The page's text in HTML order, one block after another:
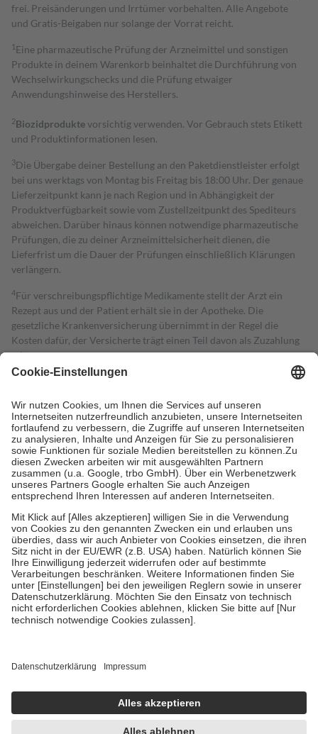
frei. Preisänderungen und Irrtümer vorbehalten. Alle Angebote
und Gratis-Beigaben nur solange der Vorrat reicht.
1 Eine pharmazeutische Prüfung der Arzneimittel und sonstigen
Produkte in deinem Warenkorb beinhaltet die Durchführung von
Wechselwirkungschecks und die Prüfung etwaiger
Anwendungshinweise des Herstellers.
2Biozidproduktevorsichtig verwenden. Vor Gebrauch stets Etikett
und Produktinformationen lesen.
3Die Übergabe deiner Bestellung an den Paketdienstleister erfolgt
bei uns werktags von Montag bis Freitag bis 18:00 Uhr. Der genaue
Lieferzeitpunkt kann je nach Region und in Abhängigkeit der
Produktverfügbarkeit sowie vom Zustellzeitpunkt des Spediteurs
abweichen. Darüber hinaus können notwendige pharmazeutische
Prüfungen, die zu deiner Arzneimittelsicherheit dienen, die
Lieferfrist um die Dauer der Prüfungen einschließlich Klärungen
verlängern.
4Für verschreibungspflichtige Medikamente stellt der Arzt ein
Rezept aus und der Patient erhält sie in der Apotheke. Die
gesetzliche Krankenversicherung übernimmt in der Regel die
Kosten dafür, der Versicherte trägt einen Teil davon als Zuzahlung
mit.
Grundsätzlich leisten Mitglieder Zuzahlungen in Höhe von zehn
höchstens zehn Euro.
Es sind jedoch nie mehr als die tatsächlichen
Kosten der Leistung zu entrichten.
Diese Regeln gelten grundsätzlich auch für Online-Apotheken.
Bei Heilmitteln und häuslicher Krankenpflege beträgt die
Zuzahlung zehn Prozent der Kosten sowie zehn Euro je
Verordnung.
Um das Engagement der Versicherten für ihre eigene Gesundheit zu
stärken und die besondere Stellung der Familie zu unterstützen,
fallenkeine Zuzahlungenan bei:
• Kindern und Jugendlichen bis zum vollendeten 18. Lebensjahr
mit Ausnahme der Fahrkosten
• Untersuchungen zur Vorsorge und Früherkennung, die von der
GKV getragen werden
• empfohlenen Schutzimpfungen
• Harn- und Blutteststreifen
getroffen, um sicherzustellen, dass es sich um echte Bewertungen
https://help.etrusted.com/hc/de/articles/4419944605341
Einige Bilder und Inhalte wurden unter Zuhilfenahme künstlicher